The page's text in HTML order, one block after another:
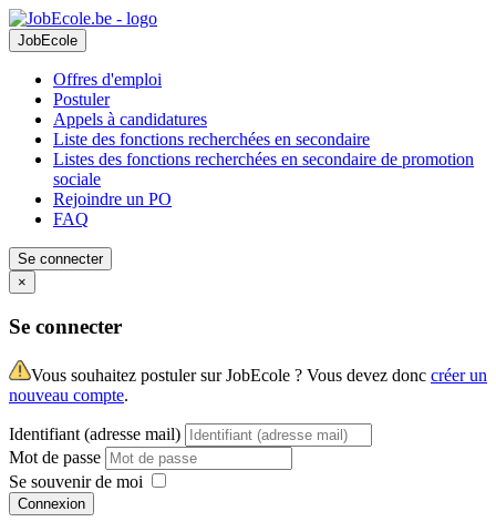
JobEcole
Offres d'emploi
Postuler
Appels à candidatures
Liste des fonctions recherchées en secondaire
Listes des fonctions recherchées en secondaire de promotion
sociale
Rejoindre un PO
FAQ
Se connecter
×
Se connecter
Vous souhaitez postuler sur JobEcole ? Vous devez donc créer un
nouveau compte.
Identifiant (adresse mail)
Mot de passe
Se souvenir de moi
Connexion